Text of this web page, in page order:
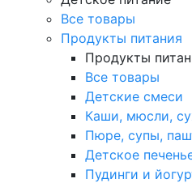
Все товары
Продукты питания
Продукты
Все товары
Детские смеси
Каши, мюсли,
Пюре, супы,
Детское
Пудинги и